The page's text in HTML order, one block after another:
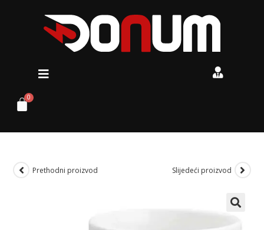
Prethodni proizvod Slijedeći proizvod